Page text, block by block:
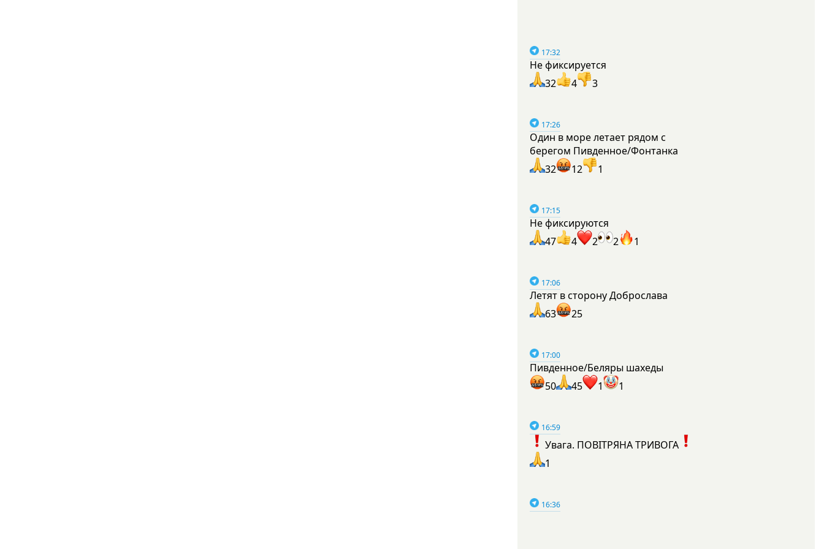
17:32
Не фиксируется
32
4 3
17:26
Один в море летает рядом с
берегом Пивденное/Фонтанка
32
12 1
17:15
Не фиксируются
47
4 2 2 1
17:06
Летят в сторону Доброслава
63
25
17:00
Пивденное/Беляры шахеды
50
45 1 1
16:59
Увага. ПОВІТРЯНА ТРИВОГА
1
16:36